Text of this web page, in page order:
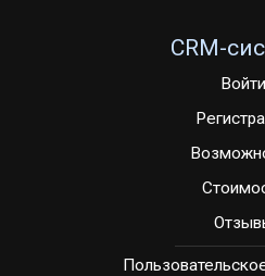
CRM-
Войти